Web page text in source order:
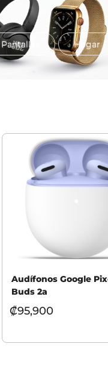
Pantallas Hogar
Audífonos Google
Buds 2a
₡95,900